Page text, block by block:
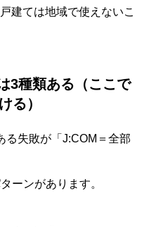
戸建ては地域で使えないこ
3種類ある（ここで
る）
る失敗が「J:COM＝全部
ーンがあります。